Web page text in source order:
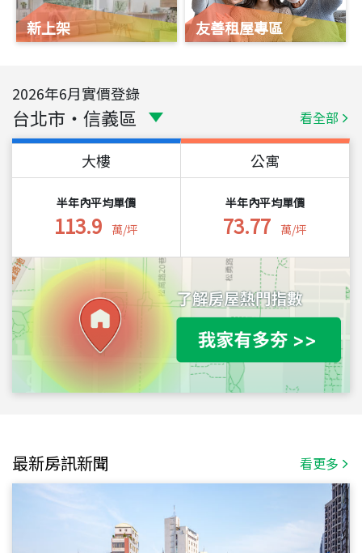
新上架 友善租屋專區
2026年6月實價登錄
台北市 ・ 信義區 看全部
大樓
半年內平均單價
113.9 萬/坪
公寓
半年內平均單價
73.77 萬/坪
最新房訊新聞 看更多